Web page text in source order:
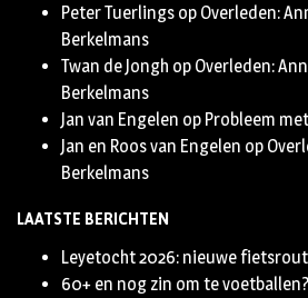
Peter Tuerlings op Overleden:
Berkelmans
Twan de Jongh op Overleden:
Berkelmans
Jan van Engelen op Probleem
Jan en Roos van Engelen op
Berkelmans
LAATSTE BERICHTEN
Leyetocht 2026: nieuwe
60+ en nog zin om te